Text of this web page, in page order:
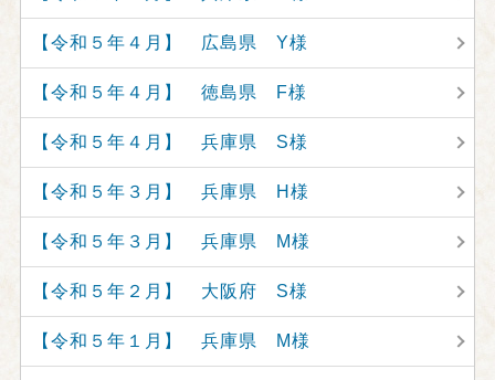
【令和５年４月】 広島県 Y様
【令和５年４月】 徳島県 F様
【令和５年４月】 兵庫県 S様
【令和５年３月】 兵庫県 H様
【令和５年３月】 兵庫県 M様
【令和５年２月】 大阪府 S様
【令和５年１月】 兵庫県 M様